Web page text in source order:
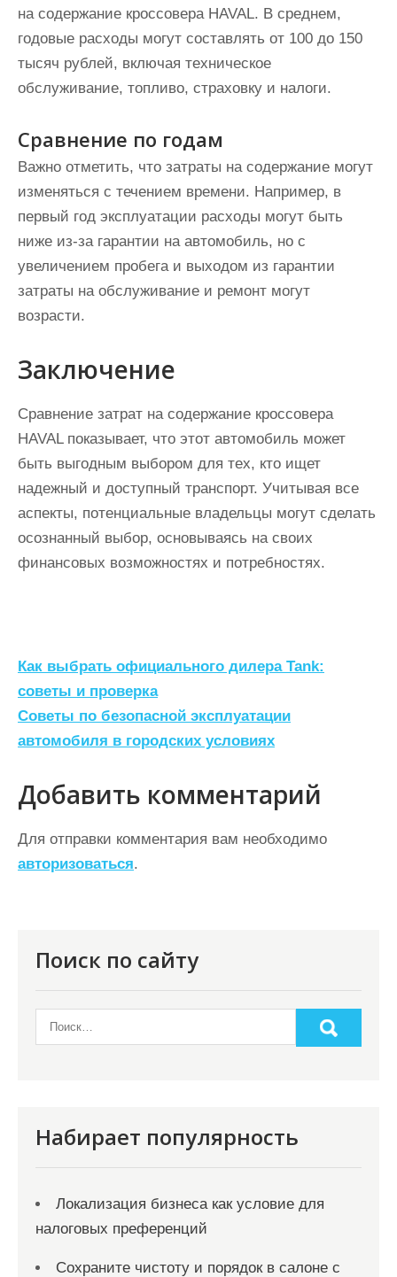
на содержание кроссовера HAVAL. В среднем,
годовые расходы могут составлять от 100 до 150
тысяч рублей, включая техническое
обслуживание, топливо, страховку и налоги.
Сравнение по годам
Важно отметить, что затраты на содержание могут
изменяться с течением времени. Например, в
первый год эксплуатации расходы могут быть
ниже из-за гарантии на автомобиль, но с
увеличением пробега и выходом из гарантии
затраты на обслуживание и ремонт могут
возрасти.
Заключение
Сравнение затрат на содержание кроссовера
HAVAL показывает, что этот автомобиль может
быть выгодным выбором для тех, кто ищет
надежный и доступный транспорт. Учитывая все
аспекты, потенциальные владельцы могут сделать
осознанный выбор, основываясь на своих
финансовых возможностях и потребностях.
Н
а
в
и
г
а
ц
и
м
Как выбрать официального дилера Tank:
советы и проверка
Советы по безопасной эксплуатации
автомобиля в городских условиях
Добавить комментарий
Для отправки комментария вам необходимо
авторизоваться.
Поиск по сайту
Набирает популярность
Локализация бизнеса как условие для
налоговых преференций
Сохраните чистоту и порядок в салоне с